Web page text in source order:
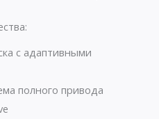
с адаптивными
полного привода